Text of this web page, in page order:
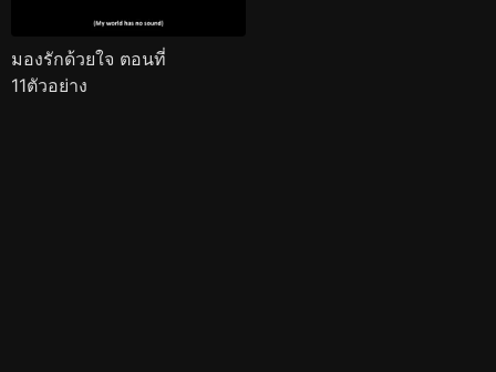
มองรักด้วยใจ ตอนที่
11ตัวอย่าง